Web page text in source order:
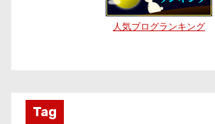
人気ブログランキング
Tag